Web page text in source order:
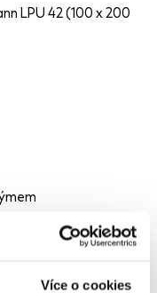
Více o cookies
LPU 42 (100 x 200